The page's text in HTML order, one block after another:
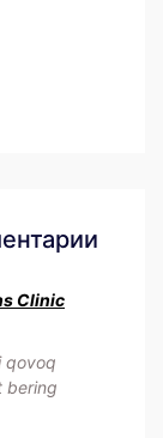
Clinic
qovoq
bering